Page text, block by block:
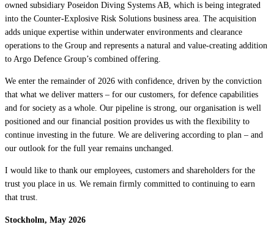
owned subsidiary Poseidon Diving Systems AB, which is being integrated
into the Counter-Explosive Risk Solutions business area. The acquisition
adds unique expertise within underwater environments and clearance
operations to the Group and represents a natural and value-creating addition
to Argo Defence Group’s combined offering.
We enter the remainder of 2026 with confidence, driven by the conviction
that what we deliver matters – for our customers, for defence capabilities
and for society as a whole. Our pipeline is strong, our organisation is well
positioned and our financial position provides us with the flexibility to
continue investing in the future. We are delivering according to plan – and
our outlook for the full year remains unchanged.
I would like to thank our employees, customers and shareholders for the
trust you place in us. We remain firmly committed to continuing to earn
that trust.
Stockholm, May 2026